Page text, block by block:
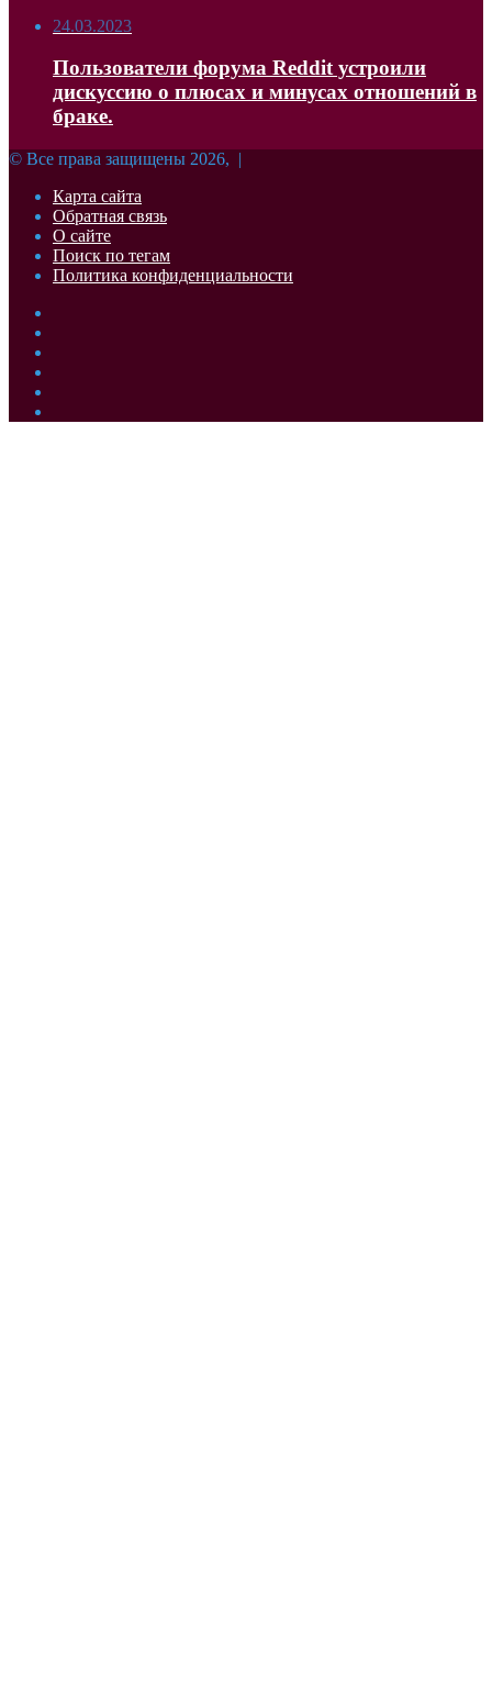
24.03.2023
Пользователи форума Reddit устроили
дискуссию о плюсах и минусах отношений в
браке.
© Все права защищены 2026, |
Карта сайта
Обратная связь
О сайте
Поиск по тегам
Политика конфиденциальности